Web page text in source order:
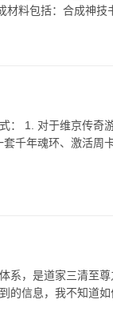
料包括：合成神技
： 1. 对于维京传奇
千年魂环、激活周
系，是道家三清至
的信息，我不知道如